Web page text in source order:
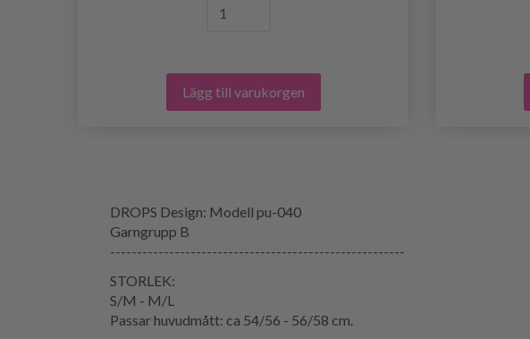
Lägg till varukorgen
DROPS Design: Modell pu-040
Garngrupp B
-------------------------------------------------------
STORLEK:
S/M - M/L
Passar huvudmått: ca 54/56 - 56/58 cm.